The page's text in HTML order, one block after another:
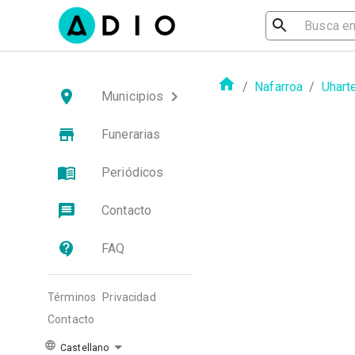
Municipios
Funerarias
Periódicos
Contacto
FAQ
Términos
Privacidad
Contacto
Castellano
/ Nafarroa /